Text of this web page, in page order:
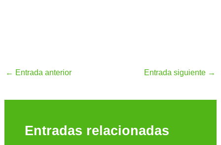
← Entrada anterior Entrada siguiente →
Entradas relacionadas